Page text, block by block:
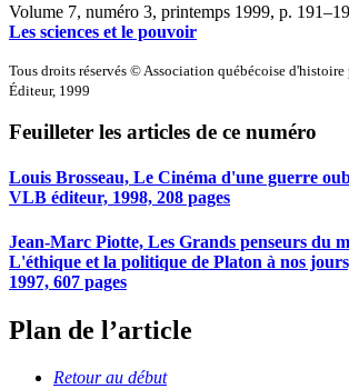
Volume 7, numéro 3, printemps 1999, p.
Les sciences et le pouvoir
Tous droits réservés © Association québécoise
Éditeur, 1999
Feuilleter les articles de ce numéro
Louis Brosseau, Le Cinéma d'une guerre
VLB éditeur, 1998, 208 pages
Jean-Marc Piotte, Les Grands penseurs du
L'éthique et la politique de Platon à nos
1997, 607 pages
Plan de l’article
Retour au début